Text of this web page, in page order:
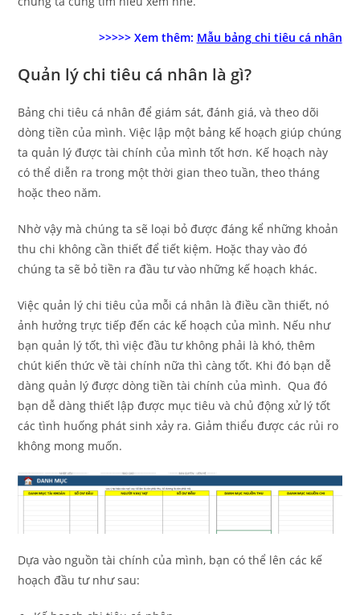
>>>>> Xem thêm: Mẫu bảng chi tiêu cá nhân
Quản lý chi tiêu cá nhân là gì?
Bảng chi tiêu cá nhân để giám sát, đánh giá, và theo dõi
dòng tiền của mình. Việc lập một bảng kế hoạch giúp chúng
ta quản lý được tài chính của mình tốt hơn. Kế hoạch này
có thể diễn ra trong một thời gian theo tuần, theo tháng
hoặc theo năm.
Nhờ vậy mà chúng ta sẽ loại bỏ được đáng kể những khoản
thu chi không cần thiết để tiết kiệm. Hoặc thay vào đó
chúng ta sẽ bỏ tiền ra đầu tư vào những kế hoạch khác.
Việc quản lý chi tiêu của mỗi cá nhân là điều cần thiết, nó
ảnh hưởng trực tiếp đến các kế hoạch của mình. Nếu như
bạn quản lý tốt, thì việc đầu tư không phải là khó, thêm
chút kiến thức về tài chính nữa thì càng tốt. Khi đó bạn dễ
dàng quản lý được dòng tiền tài chính của mình. Qua đó
bạn dễ dàng thiết lập được mục tiêu và chủ động xử lý tốt
các tình huống phát sinh xảy ra. Giảm thiểu được các rủi ro
không mong muốn.
Dựa vào nguồn tài chính của mình, bạn có thể lên các kế
hoạch đầu tư như sau: